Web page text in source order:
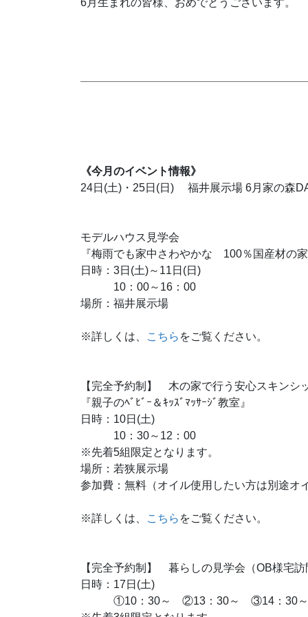
6月生まれの皆様、おめでとうございます。
《今月のイベント情報》
24日(土)・25日(日) 福井展示場 6月家の森
モデルハウス見学会
『梅雨でも家中さわやかな 100％国産材の家
日時：3日(土)～11日(日)
10：00～16：00
場所：福井展示場
※詳しくは、 こちら をご覧ください。
【完全予約制】 木の家で行う安心スキンシ
『親子のﾍﾞﾋﾞｰ＆ｷｯｽﾞﾏｯｻｰｼﾞ教室』
日時：10日(土)
10：30～12：00
※先着5組限定となります。
場所：若狭展示場
参加費：無料（オイル使用したい方は別途オ
※詳しくは、 こちら をご覧ください。
【完全予約制】 暮らしの見学会（OB様宅訪
日時：17日(土)
①10：30～ ②13：30～ ③14：30～